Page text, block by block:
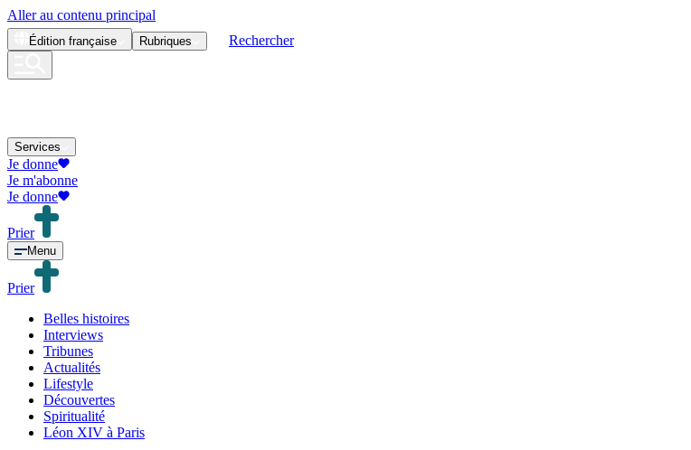
Aller au contenu principal
Édition française Rubriques Rechercher
Services
Je donne
Je m'abonne
Je donne
Prier
Menu
Prier
Belles histoires
Interviews
Tribunes
Actualités
Lifestyle
Découvertes
Spiritualité
Léon XIV à Paris